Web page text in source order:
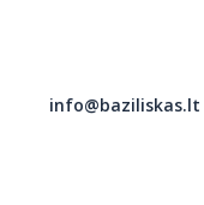
info@baziliskas.lt